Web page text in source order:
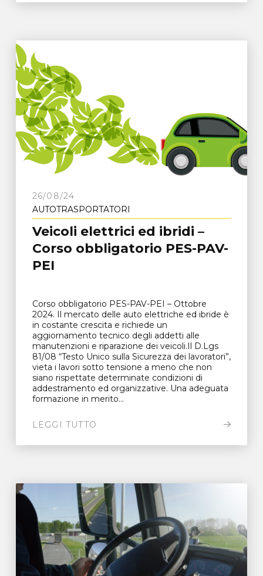
26/08/24
AUTOTRASPORTATORI
Veicoli elettrici ed ibridi –
Corso obbligatorio PES-PAV-
PEI
Corso obbligatorio PES-PAV-PEI – Ottobre
2024. Il mercato delle auto elettriche ed ibride è
in costante crescita e richiede un
aggiornamento tecnico degli addetti alle
manutenzioni e riparazione dei veicoli.Il D.Lgs
81/08 “Testo Unico sulla Sicurezza dei lavoratori”,
vieta i lavori sotto tensione a meno che non
siano rispettate determinate condizioni di
addestramento ed organizzative. Una adeguata
formazione in merito...
LEGGI TUTTO